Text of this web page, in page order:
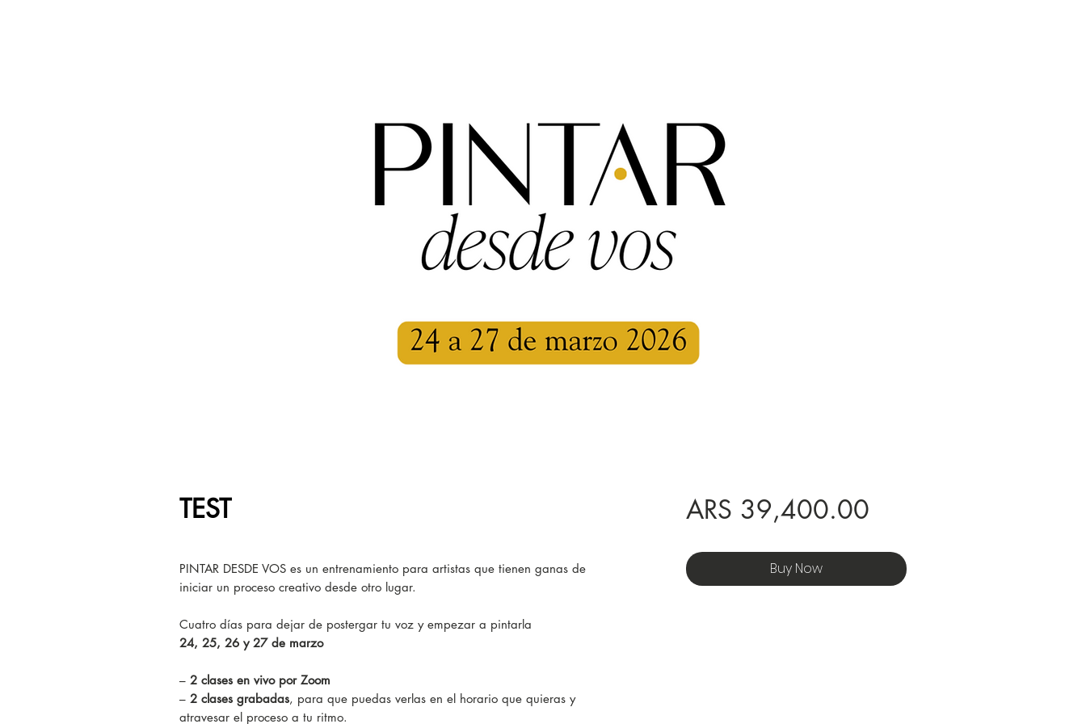
TEST
​PINTAR DESDE VOS es un entrenamiento para artistas que tienen ganas de
iniciar un proceso creativo desde otro lugar.
Cuatro días para dejar de postergar tu voz y empezar a pintarla​
24, 25, 26 y 27 de marzo
– 2 clases en vivo por Zoom
– 2 clases grabadas, para que puedas verlas en el horario que quieras y
atravesar el proceso a tu ritmo.
ARS 39,400.00Price
Buy Now